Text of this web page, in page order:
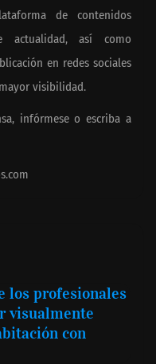
de contenidos
actualidad, así como
en redes sociales
visibilidad.
infórmese o escriba a
los profesionales
visualmente
con